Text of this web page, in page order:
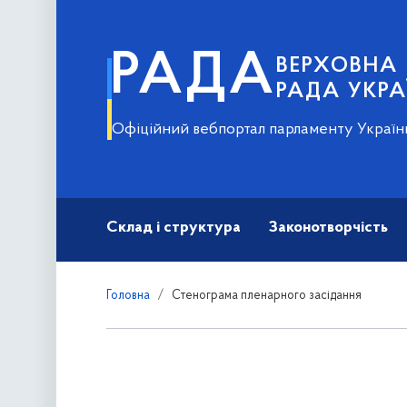
РАДА ВЕРХОВНА
РАДА
Офіційний вебпортал парламенту
Склад і структура Законотворчість
Головна Стенограма пленарного засідання